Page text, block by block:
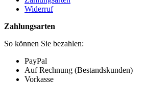
Widerruf
Zahlungsarten
So können Sie bezahlen:
PayPal
Auf Rechnung (Bestandskunden)
Vorkasse